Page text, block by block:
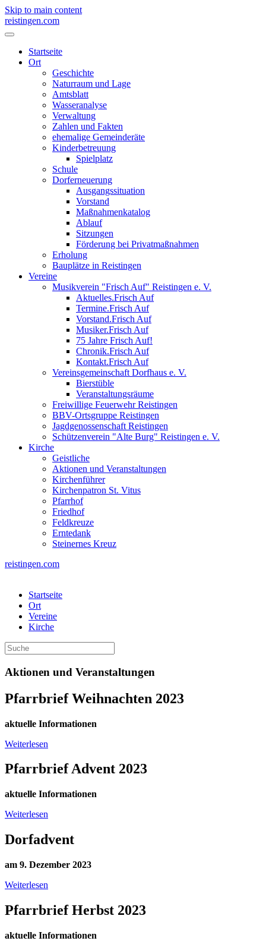
Skip to main content
reistingen.com
Startseite
Ort
Geschichte
Naturraum und Lage
Amtsblatt
Wasseranalyse
Verwaltung
Zahlen und Fakten
ehemalige Gemeinderäte
Kinderbetreuung
Spielplatz
Schule
Dorferneuerung
Ausgangssituation
Vorstand
Maßnahmenkatalog
Ablauf
Sitzungen
Förderung bei Privatmaßnahmen
Erholung
Bauplätze in Reistingen
Vereine
Musikverein "Frisch Auf" Reistingen e. V.
Aktuelles.Frisch Auf
Termine.Frisch Auf
Vorstand.Frisch Auf
Musiker.Frisch Auf
75 Jahre Frisch Auf!
Chronik.Frisch Auf
Kontakt.Frisch Auf
Vereinsgemeinschaft Dorfhaus e. V.
Bierstüble
Veranstaltungsräume
Freiwillige Feuerwehr Reistingen
BBV-Ortsgruppe Reistingen
Jagdgenossenschaft Reistingen
Schützenverein "Alte Burg" Reistingen e. V.
Kirche
Geistliche
Aktionen und Veranstaltungen
Kirchenführer
Kirchenpatron St. Vitus
Pfarrhof
Friedhof
Feldkreuze
Erntedank
Steinernes Kreuz
reistingen.com
Startseite
Ort
Vereine
Kirche
Aktionen und Veranstaltungen
Pfarrbrief Weihnachten 2023
aktuelle Informationen
Weiterlesen
Pfarrbrief Advent 2023
aktuelle Informationen
Weiterlesen
Dorfadvent
am 9. Dezember 2023
Weiterlesen
Pfarrbrief Herbst 2023
aktuelle Informationen